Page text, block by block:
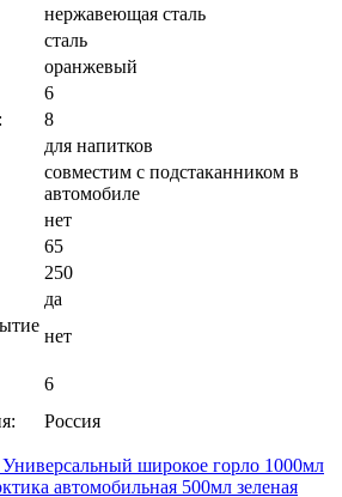
нержавеющая сталь
сталь
оранжевый
6
8
для напитков
совместим с подстаканником в
автомобиле
нет
65
250
да
нет
6
Россия
широкое горло 1000мл
автомобильная 500мл зеленая